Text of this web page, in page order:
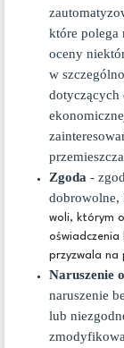
które polega
oceny
w
dotyczących
Zgoda -
dobrowolne,
woli, którym
oświadczenia
przyzwala na
Naruszenie
naruszenie
lub